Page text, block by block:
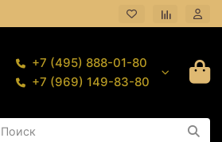
+7 (495) 888-01-80
+7 (969) 149-83-80